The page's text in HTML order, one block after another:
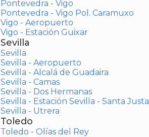
Pontevedra - Vigo
Pontevedra - Vigo Pol. Caramuxo
Vigo - Aeropuerto
Vigo - Estación Guixar
Sevilla
Sevilla
Sevilla - Aeropuerto
Sevilla - Alcalá de Guadaira
Sevilla - Camas
Sevilla - Dos Hermanas
Sevilla - Estación Sevilla - Santa Justa
Sevilla - Utrera
Toledo
Toledo - Olías del Rey